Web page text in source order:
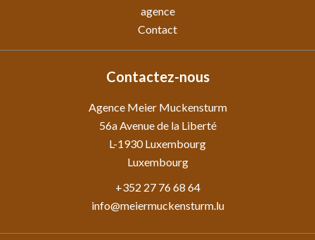
agence
Contact
Contactez-nous
Agence Meier Muckensturm
56a Avenue de la Liberté
L-1930Luxembourg
Luxembourg
+352 27 76 68 64
info@meiermuckensturm.lu